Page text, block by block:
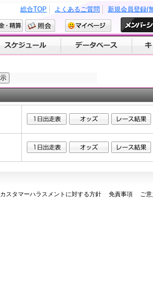
新規会員登録(
よくあるご質問
総合TOP
カスタマーハラスメントに対する方針 免責事項
ご